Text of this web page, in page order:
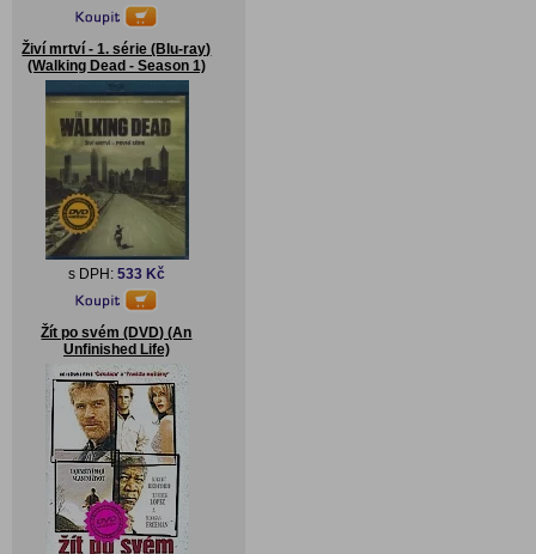
Živí mrtví - 1. série (Blu-ray)
(Walking Dead - Season 1)
s DPH: 533 Kč
Žít po svém (DVD) (An
Unfinished Life)